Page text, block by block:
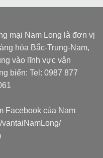
mại Nam Long là đơn vị
hóa Bắc-Trung-Nam,
vào lĩnh vực vận
biển: Tel: 0987 877
Facebook của Nam
vantaiNamLong/